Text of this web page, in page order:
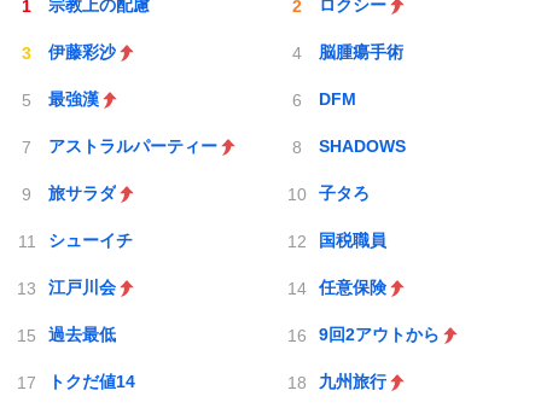
宗教上の配慮 ロクシー
伊藤彩沙 脳腫瘍手術
最強漢 DFM
アストラルパーティー SHADOWS
旅サラダ 子タろ
シューイチ 国税職員
江戸川会 任意保険
過去最低 9回2アウトから
トクだ値14 九州旅行